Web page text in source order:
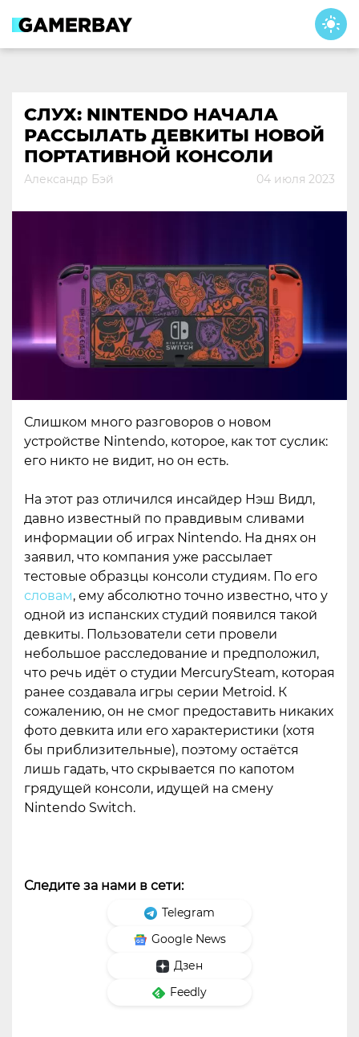
content
СЛУХ: NINTENDO НАЧАЛА
РАССЫЛАТЬ ДЕВКИТЫ НОВОЙ
ПОРТАТИВНОЙ КОНСОЛИ
Александр Бэй 04 июля 2023
Слишком много разговоров о новом
устройстве Nintendo, которое, как тот суслик:
его никто не видит, но он есть.
На этот раз отличился инсайдер Нэш Видл,
давно известный по правдивым сливами
информации об играх Nintendo. На днях он
заявил, что компания уже рассылает
тестовые образцы консоли студиям. По его
словам, ему абсолютно точно известно, что у
одной из испанских студий появился такой
девкиты. Пользователи сети провели
небольшое расследование и предположил,
что речь идёт о студии MercurySteam, которая
ранее создавала игры серии Metroid. К
сожалению, он не смог предоставить никаких
фото девкита или его характеристики (хотя
бы приблизительные), поэтому остаётся
лишь гадать, что скрывается по капотом
грядущей консоли, идущей на смену
Nintendo Switch.
Следите за нами в сети:
Telegram
Google News
Дзен
Feedly